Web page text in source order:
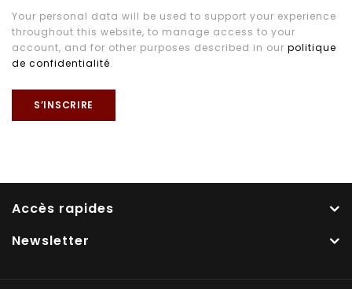
Your personal data will be used to support your experience
throughout this website, to manage access to your
account, and for other purposes described in our politique
de confidentialité.
S’INSCRIRE
Accès rapides
Newsletter